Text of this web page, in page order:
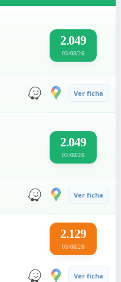
2.049
03/08/26
Ver ficha
2.049
03/08/26
Ver ficha
2.129
03/08/26
Ver ficha